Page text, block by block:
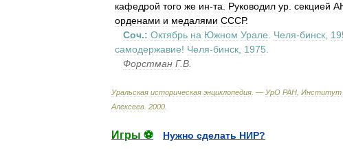
кафедрой того же ин-та Руководил ур секцией
орденами и медалями СССР.
Соч.: Октябрь на Южном Урале Челя-бинск
самодержавие! Челя-бинск 1975
Форстман Г.В
Уральская историческая энциклопедия . — УрО РАН Институт
Алексеев 2000
Игры ⚽
Нужно сделать НИР?